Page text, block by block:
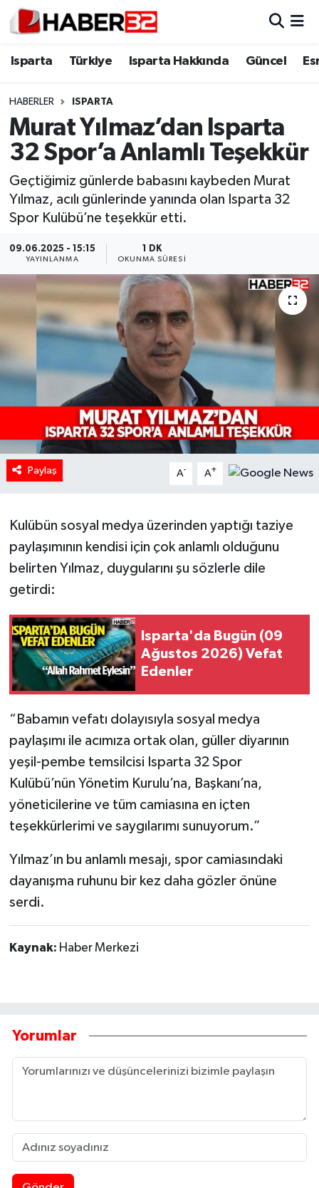
Isparta Türkiye Isparta Hakkında Güncel
HABERLER ISPARTA
Murat Yılmaz’dan Isparta
32 Spor’a Anlamlı Teşekkür
Geçtiğimiz günlerde babasını kaybeden Murat
Yılmaz, acılı günlerinde yanında olan Isparta 32
Spor Kulübü’ne teşekkür etti.
09.06.2025 - 15:15
YAYINLANMA
1 DK
OKUNMA SÜRESI
Paylaş A- A+
Kulübün sosyal medya üzerinden yaptığı taziye
paylaşımının kendisi için çok anlamlı olduğunu
belirten Yılmaz, duygularını şu sözlerle dile
getirdi:
Isparta'da Bugün (09
Ağustos 2026) Vefat
Edenler
“Babamın vefatı dolayısıyla sosyal medya
paylaşımı ile acımıza ortak olan, güller diyarının
yeşil-pembe temsilcisi Isparta 32 Spor
Kulübü’nün Yönetim Kurulu’na, Başkanı’na,
yöneticilerine ve tüm camiasına en içten
teşekkürlerimi ve saygılarımı sunuyorum.”
Yılmaz’ın bu anlamlı mesajı, spor camiasındaki
dayanışma ruhunu bir kez daha gözler önüne
serdi.
Kaynak: Haber Merkezi
Yorumlar
Isparta
Esnaf Diyor ki;
ASAYİŞ
BİLİM VE TEKNOLOJİ
GENEL
Güncel
HABERDE İNSAN
KÜLTÜR SANAT
MAGAZİN
POLİTİKA
RESMİ İLANLAR
Spor
Tarihi Yapılarımız
Türkiye
Yerel
Künye
Isparta Nöbetçi Eczaneler
Isparta Trafik Yoğunluk Haritası
Süper Lig Puan Durumu ve Fikstür
Tüm Manşetler
Haber Arşivi